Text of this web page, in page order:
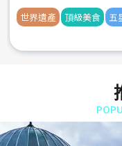
世界遺產 頂級美食 五